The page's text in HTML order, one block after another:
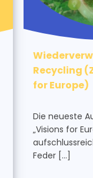
Recycling
for Europe)
Die neueste
„Visions for
Feder […]